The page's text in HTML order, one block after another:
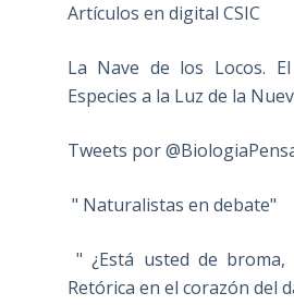
Artículos en digital CSIC
La Nave de los Locos.
Especies a la Luz de la
Tweets por
" Naturalistas en debate"
" ¿Está usted de broma,
Retórica en el corazón del